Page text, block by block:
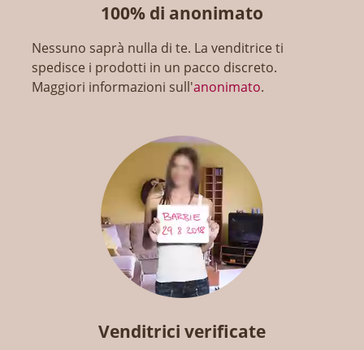
100% di anonimato
Nessuno saprà nulla di te. La venditrice ti
spedisce i prodotti in un pacco discreto.
Maggiori informazioni sull'anonimato.
Venditrici verificate